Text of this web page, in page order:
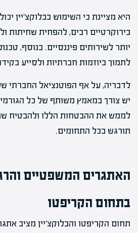
היא מציינת כי השימוש בבלוקצ'יין
בירוקרטיים רבים, להפחית שחיתות
יותר לשירותים פיננסיים. בנוסף,
לתמוך ביוזמות חברתיות ולסייע
לדבריה, על אף הפוטנציאל החברתי
יש צורך במאמץ משותף של כל
לממש את ההבטחות הללו ולהבטיח
תורגש בכל התחומים.
האתגרים המשפטיים
בתחום הקריפטו
תחום הקריפטו והבלוקצ'יין מציב